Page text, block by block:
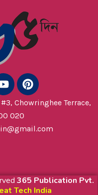
Y
o
u
t
u
b
P
i
n
r
Chowringhee Terrace,
020
365 Publication Pvt.
Tech India